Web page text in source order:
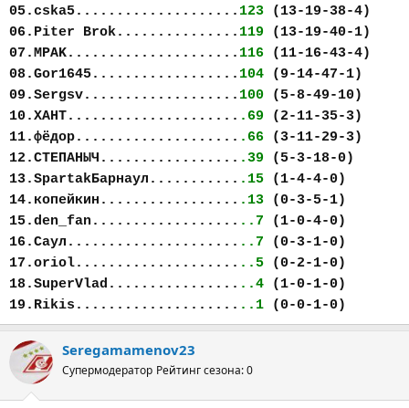
05.cska5.................... 123 (13-19-38-4)
06.Piter Brok............... 119 (13-19-40-1)
07.MPAK..................... 116 (11-16-43-4)
08.Gor1645.................. 104 (9-14-47-1)
09.Sergsv................... 100 (5-8-49-10)
10.ХАНТ..................... .69 (2-11-35-3)
11.фёдор.................... .66 (3-11-29-3)
12.СТЕПАНЫЧ................. .39 (5-3-18-0)
13.SpartakБарнаул........... .15 (1-4-4-0)
14.копейкин................. .13 (0-3-5-1)
15.den_fan.................. ..7 (1-0-4-0)
16.Саул..................... ..7 (0-3-1-0)
17.oriol.................... ..5 (0-2-1-0)
18.SuperVlad................ ..4 (1-0-1-0)
19.Rikis.................... ..1 (0-0-1-0)
Seregamamenov23
Супермодератор Рейтинг сезона: 0